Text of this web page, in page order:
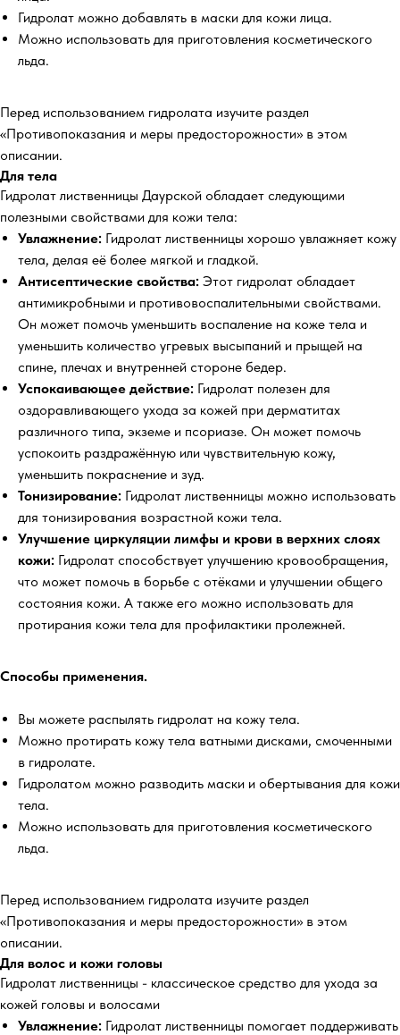
Гидролат можно добавлять в маски для кожи лица.
Можно использовать для приготовления косметического
льда.
Перед использованием гидролата изучите раздел
«Противопоказания и меры предосторожности» в этом
описании.
Для тела
Гидролат лиственницы Даурской обладает следующими
полезными свойствами для кожи тела:
Увлажнение: Гидролат лиственницы хорошо увлажняет кожу
тела, делая её более мягкой и гладкой.
Антисептические свойства: Этот гидролат обладает
антимикробными и противовоспалительными свойствами.
Он может помочь уменьшить воспаление на коже тела и
уменьшить количество угревых высыпаний и прыщей на
спине, плечах и внутренней стороне бедер.
Успокаивающее действие: Гидролат полезен для
оздоравливающего ухода за кожей при дерматитах
различного типа, экземе и псориазе. Он может помочь
успокоить раздражённую или чувствительную кожу,
уменьшить покраснение и зуд.
Тонизирование: Гидролат лиственницы можно использовать
для тонизирования возрастной кожи тела.
Улучшение циркуляции лимфы и крови в верхних слоях
кожи: Гидролат способствует улучшению кровообращения,
что может помочь в борьбе с отёками и улучшении общего
состояния кожи. А также его можно использовать для
протирания кожи тела для профилактики пролежней.
Способы применения.
Вы можете распылять гидролат на кожу тела.
Можно протирать кожу тела ватными дисками, смоченными
в гидролате.
Гидролатом можно разводить маски и обертывания для кожи
тела.
Можно использовать для приготовления косметического
льда.
Перед использованием гидролата изучите раздел
«Противопоказания и меры предосторожности» в этом
описании.
Для волос и кожи головы
Гидролат лиственницы - классическое средство для ухода за
кожей головы и волосами
Увлажнение: Гидролат лиственницы помогает поддерживать